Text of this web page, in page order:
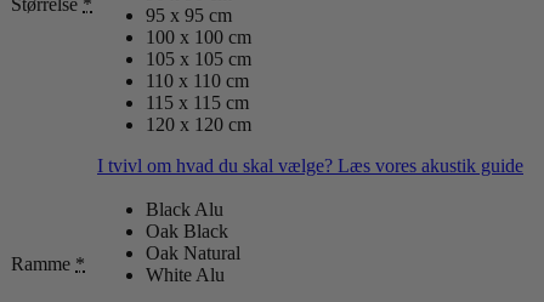
Størrelse *
95 x 95 cm
100 x 100 cm
105 x 105 cm
110 x 110 cm
115 x 115 cm
120 x 120 cm
I tvivl om hvad du skal vælge? Læs vores akustik guide
Ramme *
Black Alu
Oak Black
Oak Natural
White Alu